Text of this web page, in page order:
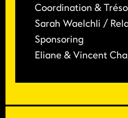
Coordination &
Sarah Waelchli /
Sponsoring
Eliane & Vincent